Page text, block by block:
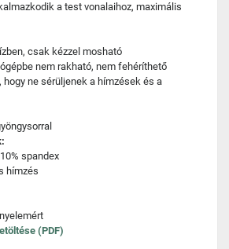
a test vonalaihoz, maximális
csak kézzel mosható
nem rakható, nem fehéríthető
hogy ne sérüljenek a hímzések és a
spandex
hímzés
(PDF)